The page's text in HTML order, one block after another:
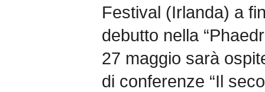
Festival (Irlanda) a
debutto nella
27 maggio sarà
di conferenze “Il